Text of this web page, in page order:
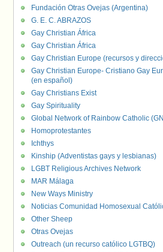
Fundación Otras Ovejas (Argentina)
G. E. C. ABRAZOS
Gay Christian África
Gay Christian África
Gay Christian Europe (recursos y
Gay Christian Europe- Cristiano Gay
(en español)
Gay Christians Exist
Gay Spirituality
Global Network of Rainbow Catholic
Homoprotestantes
Ichthys
Kinship (Adventistas gays y lesbianas)
LGBT Religious Archives Network
MAR Málaga
New Ways Ministry
Noticias Comunidad Homosexual
Other Sheep
Otras Ovejas
Outreach (un recurso católico LGTBQ)